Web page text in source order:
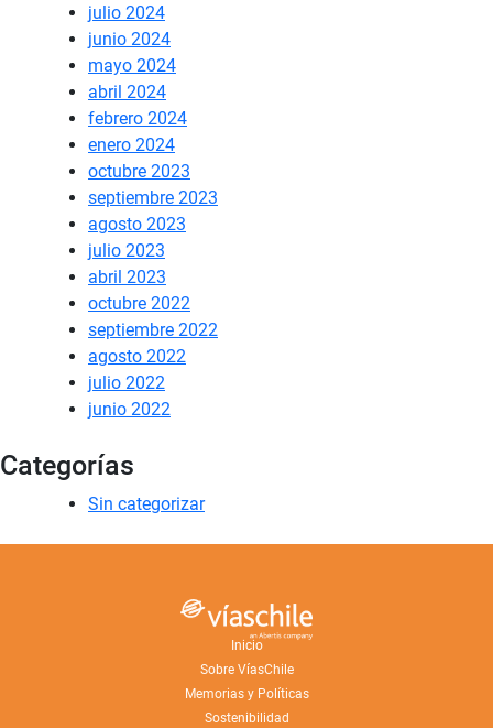
julio 2024
junio 2024
mayo 2024
abril 2024
febrero 2024
enero 2024
octubre 2023
septiembre 2023
agosto 2023
julio 2023
abril 2023
octubre 2022
septiembre 2022
agosto 2022
julio 2022
junio 2022
Categorías
Sin categorizar
Inicio
Sobre VíasChile
Memorias y Políticas
Sostenibilidad